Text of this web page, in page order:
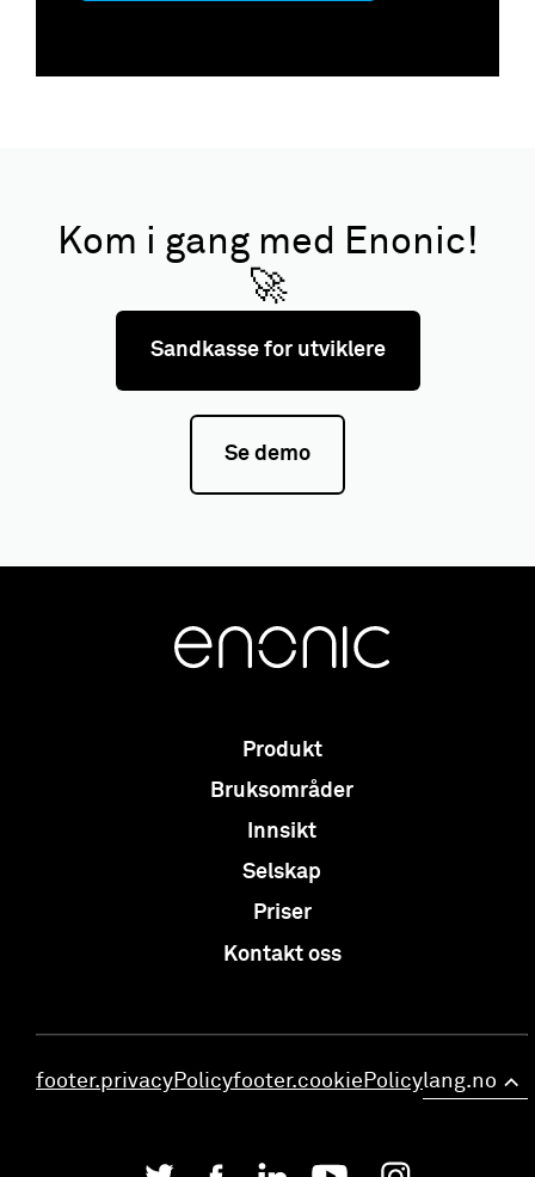
Kom i gang med Enonic!
🚀
Sandkasse for utviklere
Se demo
Produkt
Bruksområder
Innsikt
Selskap
Priser
Kontakt oss
footer.privacyPolicyfooter.cookiePolicylang.no >